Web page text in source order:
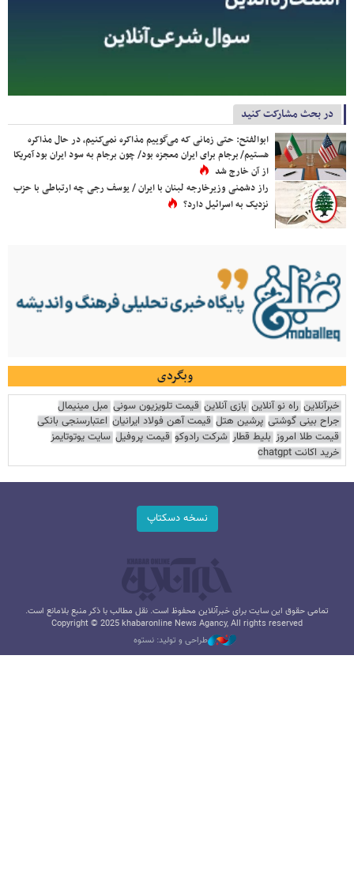
در بحث مشارکت کنید
ابوالفتح: حتی زمانی که می‌گوییم مذاکره نمی‌کنیم، در حال مذاکره
هستیم/ برجام برای ایران معجزه بود/ چون برجام به سود ایران بود آمریکا
از آن خارج شد
راز دشمنی وزیرخارجه لبنان با ایران / یوسف رجی چه ارتباطی با حزب
نزدیک به اسرائیل دارد؟
وبگردی
خبرآنلاین راه نو آنلاین بازی آنلاین قیمت تلویزیون سونی مبل مینیمال
جراح بینی گوشتی پرشین هتل قیمت آهن فولاد ایرانیان اعتبارسنجی بانکی
قیمت طلا امروز بلیط قطار شرکت رادوکو قیمت پروفیل سایت یوتوتایمز
خرید اکانت chatgpt
نسخه دسکتاپ
تمامی حقوق این سایت برای خبرآنلاین محفوظ است. نقل مطالب با ذکر منبع بلامانع است.
Copyright © 2025 khabaronline News Agancy, All rights reserved
طراحی و تولید: نستوه